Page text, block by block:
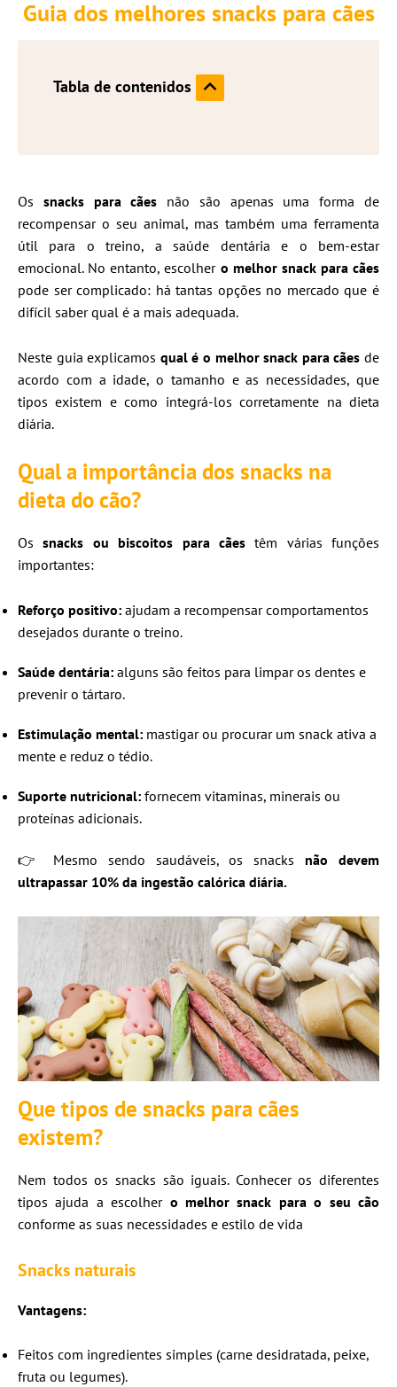
Guia dos melhores snacks para cães
Tabla de contenidos
Os snacks para cães não são apenas uma forma de
recompensar o seu animal, mas também uma ferramenta
útil para o treino, a saúde dentária e o bem-estar
emocional. No entanto, escolher o melhor snack para cães
pode ser complicado: há tantas opções no mercado que é
difícil saber qual é a mais adequada.
Neste guia explicamos qual é o melhor snack para cães de
acordo com a idade, o tamanho e as necessidades, que
tipos existem e como integrá-los corretamente na dieta
diária.
Qual a importância dos snacks na
dieta do cão?
Ossnacks ou biscoitos para cãestêm várias funções
importantes:
Reforço positivo: ajudam a recompensar comportamentos
desejados durante o treino.
Saúde dentária: alguns são feitos para limpar os dentes e
prevenir o tártaro.
Estimulação mental: mastigar ou procurar um snack ativa a
mente e reduz o tédio.
Suporte nutricional: fornecem vitaminas, minerais ou
proteínas adicionais.
👉 Mesmo sendo saudáveis, os snacksnão devem
ultrapassar 10% da ingestão calórica diária.
Que tipos de snacks para cães
existem?
Nem todos os snacks são iguais. Conhecer os diferentes
tipos ajuda a escolher o melhor snack para o seu cão
conforme as suas necessidades e estilo de vida
Snacks naturais
Vantagens:
Feitos com ingredientes simples (carne desidratada, peixe,
fruta ou legumes).